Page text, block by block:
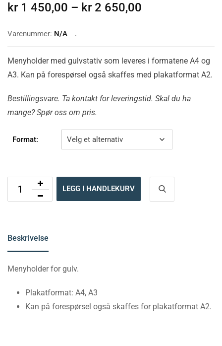
kr1 450,00 – kr2 650,00
Varenummer: N/A
Menyholder med gulvstativ som leveres i formatene A4 og
A3. Kan på forespørsel også skaffes med plakatformat A2.
Bestillingsvare. Ta kontakt for leveringstid. Skal du ha
mange? Spør oss om pris.
Format:
LEGG I HANDLEKURV
Beskrivelse
Menyholder for gulv.
Plakatformat: A4, A3
Kan på forespørsel også skaffes for plakatformat A2.